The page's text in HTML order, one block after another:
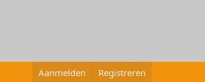
Aanmelden Registreren